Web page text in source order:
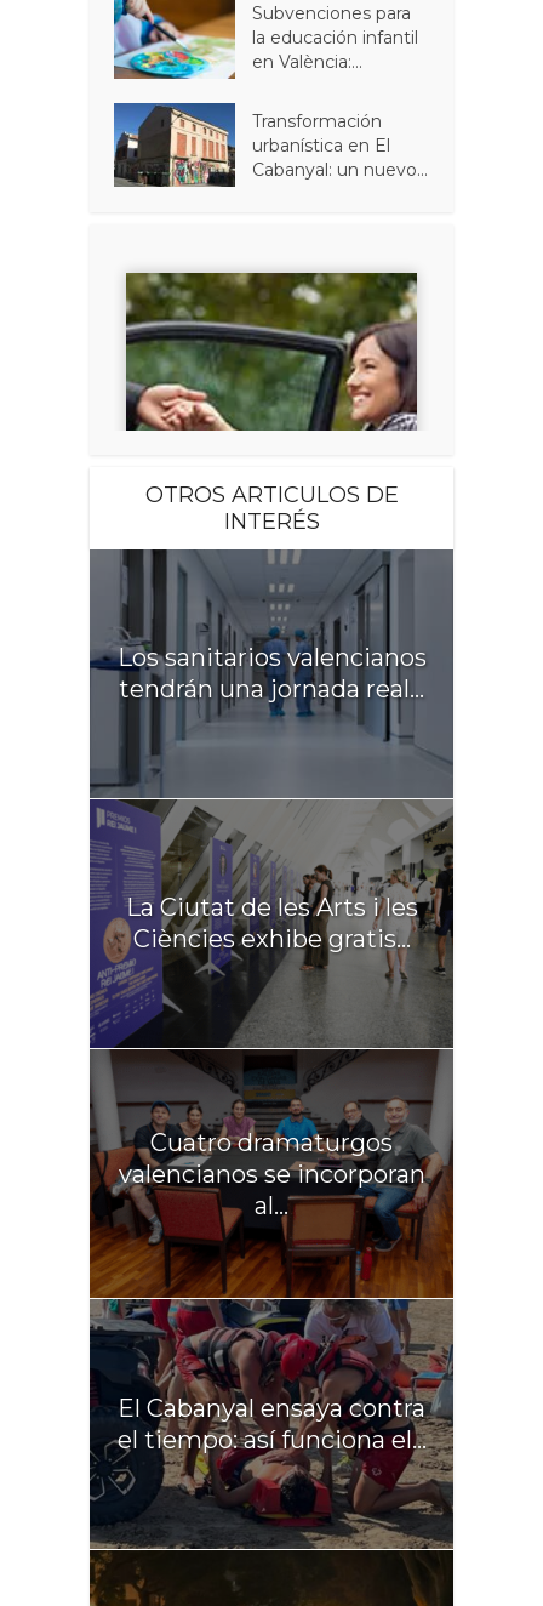
Subvenciones para
la educación infantil
en València:...
Transformación
urbanística en El
Cabanyal: un nuevo...
OTROS ARTICULOS DE
INTERÉS
Los sanitarios valencianos
tendrán una jornada real...
La Ciutat de les Arts i les
Ciències exhibe gratis...
Cuatro dramaturgos
valencianos se incorporan
al...
El Cabanyal ensaya contra
el tiempo: así funciona el...